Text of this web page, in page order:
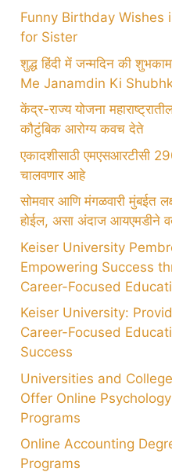
Funny Birthday Wishes
for Sister
शुद्ध हिंदी में जन्मदिन की
Me Janamdin Ki
केंद्र-राज्य योजना
कौटुंबिक आरोग्य कवच देते
एकादशीसाठी एमएसआरटीसी
चालवणार आहे
सोमवार आणि मंगळवारी मुंबईत
होईल, असा अंदाज आयएमडीने
Keiser University
Empowering Success
Career-Focused
Keiser University:
Career-Focused
Success
Universities and
Offer Online
Programs
Online Accounting
Programs